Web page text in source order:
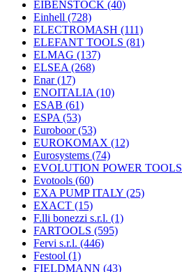
EIBENSTOCK (40)
Einhell (728)
ELECTROMASH (111)
ELEFANT TOOLS (81)
ELMAG (137)
ELSEA (268)
Enar(17)
ENOITALIA (10)
ESAB (61)
ESPA (53)
Euroboor(53)
EUROKOMAX (12)
Eurosystems (74)
EVOLUTION POWER TOOLS
Evotools (60)
EXA PUMP ITALY (25)
EXACT (15)
F.lli bonezzi s.r.l. (1)
FARTOOLS (595)
Fervi s.r.l. (446)
Festool (1)
FIELDMANN (43)